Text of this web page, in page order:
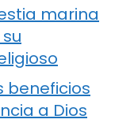
marina
beneficios
a Dios